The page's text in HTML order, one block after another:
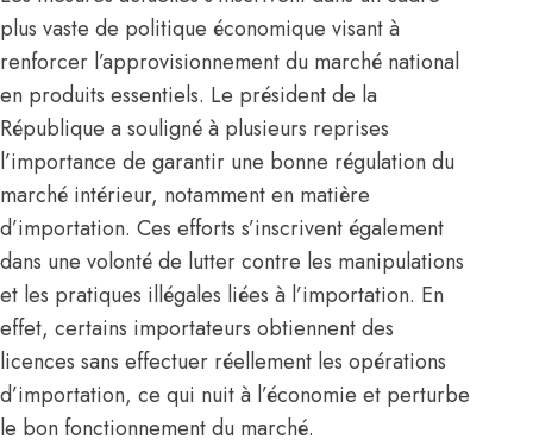
plus vaste de politique économique visant à
renforcer l’approvisionnement du marché national
en produits essentiels. Le président de la
République a souligné à plusieurs reprises
l’importance de garantir une bonne régulation du
marché intérieur, notamment en matière
d’importation. Ces efforts s’inscrivent également
dans une volonté de lutter contre les manipulations
et les pratiques illégales liées à l’importation. En
effet, certains importateurs obtiennent des
licences sans effectuer réellement les opérations
d’importation, ce qui nuit à l’économie et perturbe
le bon fonctionnement du marché.